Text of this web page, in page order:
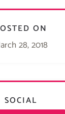
ON
28, 2018
SOCIAL